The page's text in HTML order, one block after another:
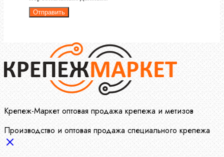
Отправить
Крепеж-Маркет оптовая продажа крепежа и метизов
Производство и оптовая продажа специального крепежа